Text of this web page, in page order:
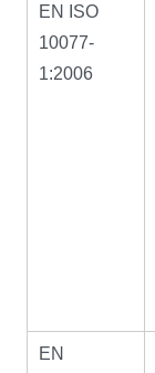
EN ISO
10077-
1:2006
EN